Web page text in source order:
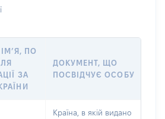
ПО
ЗА
ДОКУМЕНТ, ЩО
ПОСВІДЧУЄ ОСОБУ
Країна, в якій видано